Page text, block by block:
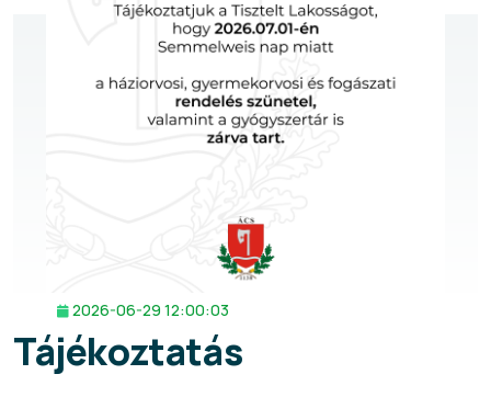
2026-06-29 12:00:03
Tájékoztatás